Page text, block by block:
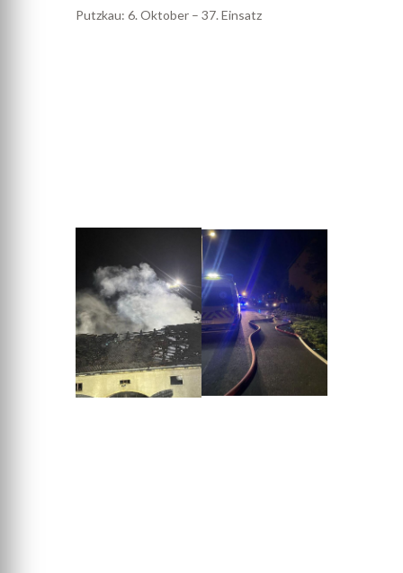
Putzkau: 6. Oktober – 37. Einsatz